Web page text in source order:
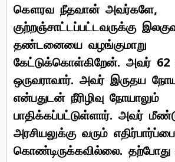
கௌரவ நீதவான் அவர்களே,
குற்றஞ்சாட்டப்பட்டவருக்கு
தண்டனையை வழங்குமாறு
கேட்டுக்கொள்கிறேன். அவர்
ஒருவராவார். அவர் இருதய
என்பதுடன் நீரிழிவு நோயாலும்
பாதிக்கப்பட்டுள்ளார். அவர்
அரசியலுக்கு வரும்
கொண்டிருக்கவில்லை. தற்போது